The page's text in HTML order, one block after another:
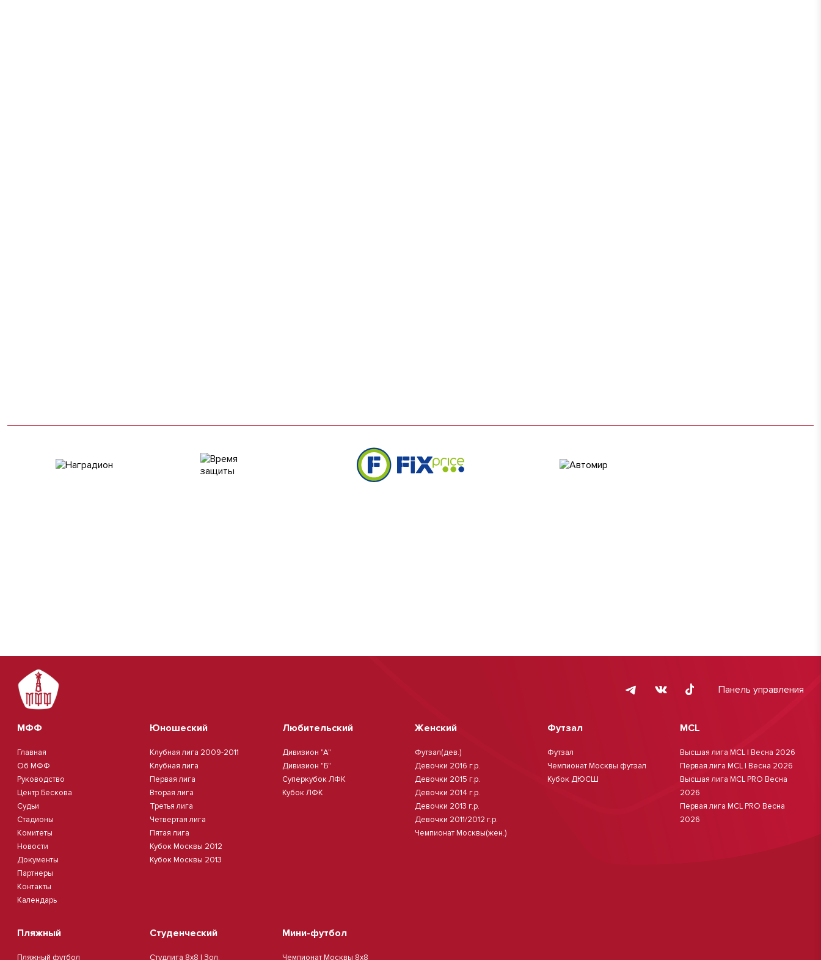
Панель управления
МФФ
Главная
Об МФФ
Руководство
Центр Бескова
Судьи
Стадионы
Комитеты
Новости
Документы
Партнеры
Контакты
Календарь
Юношеский
Клубная лига 2009-2011
Клубная лига
Первая лига
Вторая лига
Третья лига
Четвертая лига
Пятая лига
Кубок Москвы 2012
Кубок Москвы 2013
Любительский
Дивизион "А"
Дивизион "Б"
Суперкубок ЛФК
Кубок ЛФК
Женский
Футзал(дев.)
Девочки 2016 г.р.
Девочки 2015 г.р.
Девочки 2014 г.р.
Девочки 2013 г.р.
Девочки 2011/2012 г.р.
Чемпионат Москвы(жен.)
Футзал
Футзал
Чемпионат Москвы футзал
Кубок ДЮСШ
MCL
Высшая лига MCL | Весна 2026
Первая лига MCL | Весна 2026
Высшая лига MCL PRO Весна
2026
Первая лига MCL PRO Весна
2026
Пляжный
Пляжный футбол
Студенческий
Студлига 8х8 | Зол.
Мини-футбол
Чемпионат Москвы 8х8